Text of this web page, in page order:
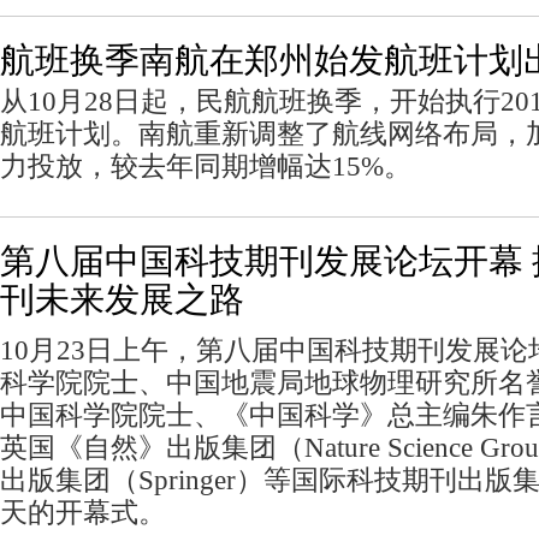
航班换季南航在郑州始发航班计划
从10月28日起，民航航班换季，开始执行
航班计划。南航重新调整了航线网络布局，
力投放，较去年同期增幅达15%。
第八届中国科技期刊发展论坛开幕
刊未来发展之路
10月23日上午，第八届中国科技期刊发展
科学院院士、中国地震局地球物理研究所名
中国科学院院士、《中国科学》总主编朱作
英国《自然》出版集团（Nature Science
出版集团（Springer）等国际科技期刊出版
天的开幕式。